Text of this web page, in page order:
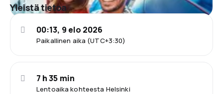
Yleistä tietoa
Paikallinen aika (UTC+3:30)
00:13, 9 elo 2026
Lentoaika kohteesta Helsinki
7 h 35 min